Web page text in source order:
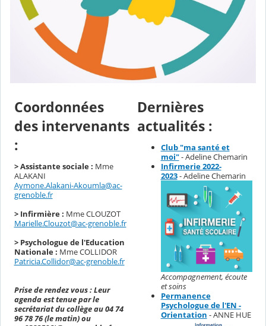
Coordonnées
des intervenants
:
> Assistante sociale : Mme
ALAKANI
Aymone.Alakani-Akoumla@ac-
grenoble.fr
> Infirmière : Mme CLOUZOT
Marielle.Clouzot@ac-grenoble.fr
> Psychologue de l'Education
Nationale : Mme COLLIDOR
Patricia.Collidor@ac-grenoble.fr
Prise de rendez vous : Leur
agenda est tenue par le
secrétariat du collège au 04 74
96 78 76 (le matin) ou
Dernières
actualités :
Club "ma santé et
moi"- Adeline Chemarin
Infirmerie 2022-
2023- Adeline Chemarin
Accompagnement, écoute
et soins
Permanence
Psychologue de l'EN -
Orientation - ANNE HUE